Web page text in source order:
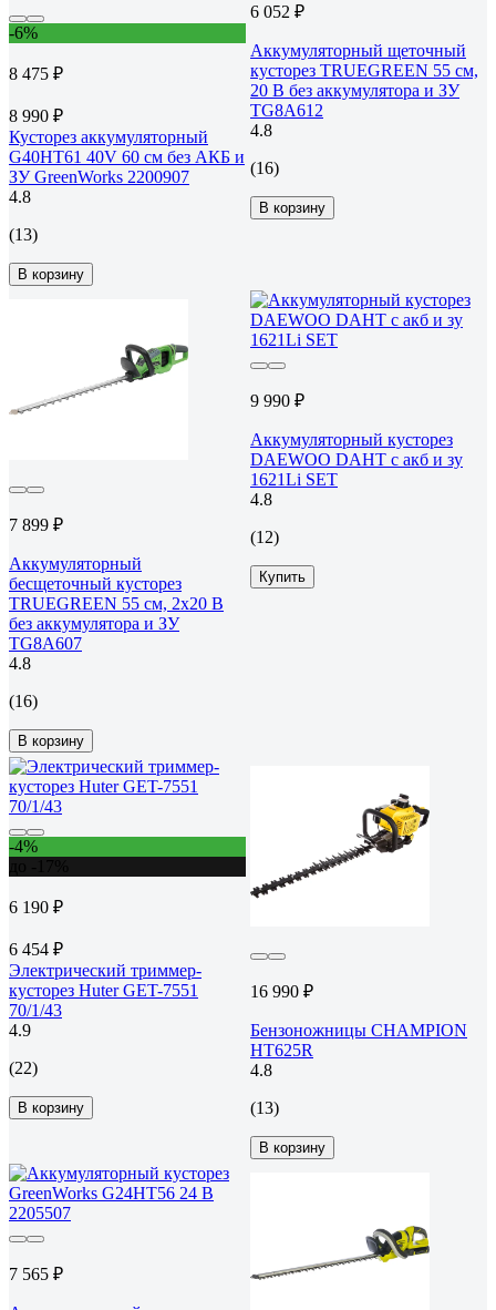
-6%
8 475 ₽
8 990 ₽
Кусторез аккумуляторный
G40HT61 40V 60 см без АКБ и
ЗУ GreenWorks 2200907
4.8
(13)
В корзину
6 052 ₽
Аккумуляторный щеточный
кусторез TRUEGREEN 55 см,
20 В без аккумулятора и ЗУ
TG8A612
4.8
(16)
В корзину
7 899 ₽
Аккумуляторный
бесщеточный кусторез
TRUEGREEN 55 см, 2х20 В
без аккумулятора и ЗУ
TG8A607
4.8
(16)
В корзину
9 990 ₽
Аккумуляторный кусторез
DAEWOO DAHT с акб и зу
1621Li SET
4.8
(12)
Купить
-4%
6 190 ₽
6 454 ₽
Электрический триммер-
кусторез Huter GET-7551
70/1/43
4.9
(22)
В корзину
16 990 ₽
Бензоножницы CHAMPION
HT625R
4.8
(13)
В корзину
7 565 ₽